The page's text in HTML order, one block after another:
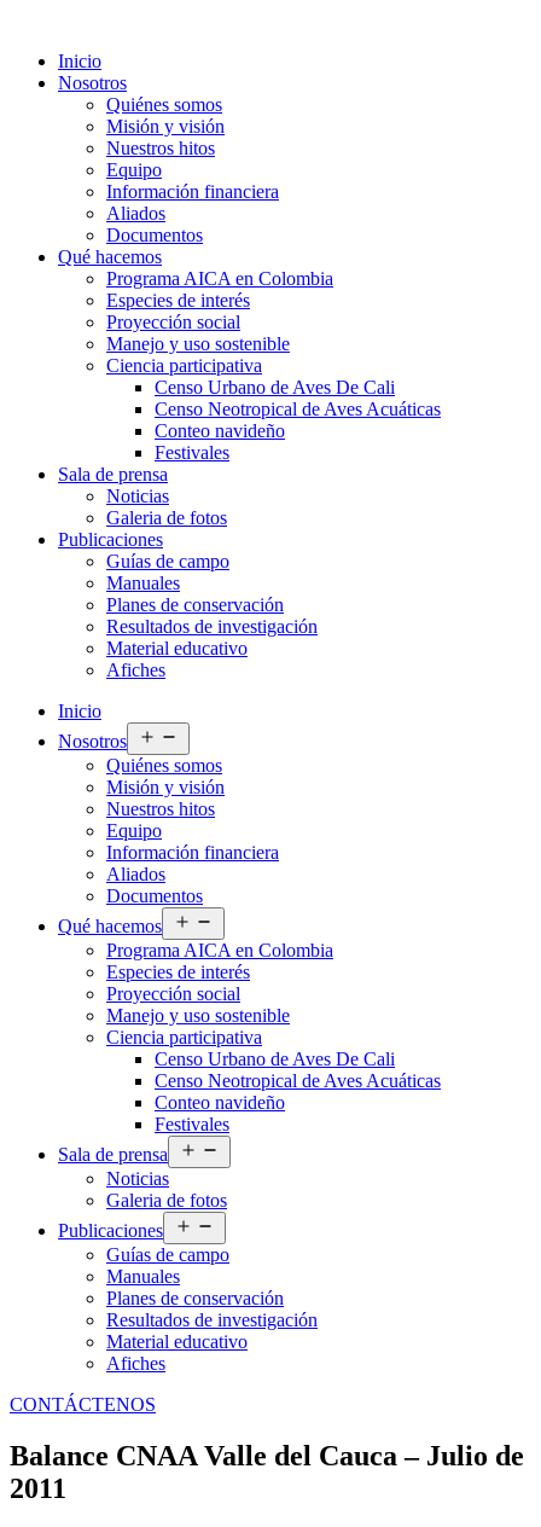
Inicio
Nosotros
Quiénes somos
Misión y visión
Nuestros hitos
Equipo
Información financiera
Aliados
Documentos
Qué hacemos
Programa AICA en Colombia
Especies de interés
Proyección social
Manejo y uso sostenible
Ciencia participativa
Censo Urbano de Aves De Cali
Censo Neotropical de Aves Acuáticas
Conteo navideño
Festivales
Sala de prensa
Noticias
Galeria de fotos
Publicaciones
Guías de campo
Manuales
Planes de conservación
Resultados de investigación
Material educativo
Afiches
Inicio
Nosotros
el
menú
Quiénes somos
Misión y visión
Nuestros hitos
Equipo
Información financiera
Aliados
Documentos
Qué hacemos
el
menú
Programa AICA en Colombia
Especies de interés
Proyección social
Manejo y uso sostenible
Ciencia participativa
Censo Urbano de Aves De Cali
Censo Neotropical de Aves Acuáticas
Conteo navideño
Festivales
Sala de prensa
el
Noticias
Galeria de fotos
Publicaciones
el
menú
Guías de campo
Manuales
Planes de conservación
Resultados de investigación
Material educativo
Afiches
CONTÁCTENOS
Balance CNAA Valle del Cauca – Julio de
2011